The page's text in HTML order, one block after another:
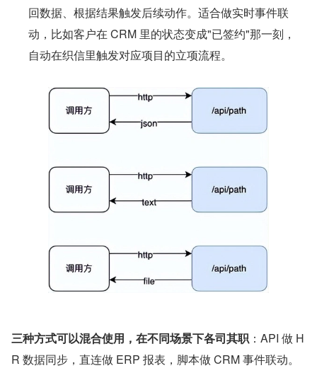
回数据、根据结果触发后续动作。适合做实时事件联
动，比如客户在 CRM 里的状态变成"已签约"那一刻，
自动在织信里触发对应项目的立项流程。
三种方式可以混合使用，在不同场景下各司其职 ：API 做 H
R 数据同步，直连做 ERP 报表，脚本做 CRM 事件联动。